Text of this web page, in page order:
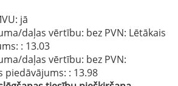
jā
daļas vērtību: bez PVN: Lētākais
: 13.03
daļas vērtību: bez PVN:
piedāvājums: : 13.98